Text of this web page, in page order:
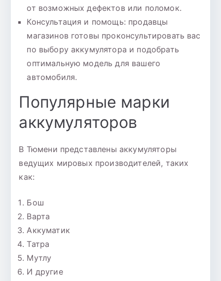
от возможных дефектов или поломок.
Консультация и помощь: продавцы
магазинов готовы проконсультировать вас
по выбору аккумулятора и подобрать
оптимальную модель для вашего
автомобиля.
Популярные марки
аккумуляторов
В Тюмени представлены аккумуляторы
ведущих мировых производителей, таких
как:
Бош
Варта
Аккуматик
Татра
Мутлу
И другие